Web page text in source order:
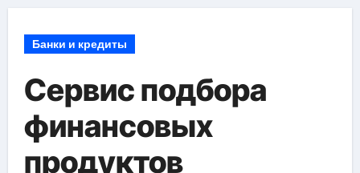
Банки и кредиты
Сервис подбора
финансовых
продуктов